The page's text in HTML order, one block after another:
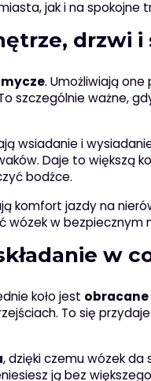
jak i na spokojne
drzwi i
. Umożliwiają
szczególnie ważne,
wsiadanie i
Daje to większą
bodźce.
komfort jazdy na
wózek w bezpiecznym
w
koło jest obracane
To się
, dzięki czemu wózek da
ją bez